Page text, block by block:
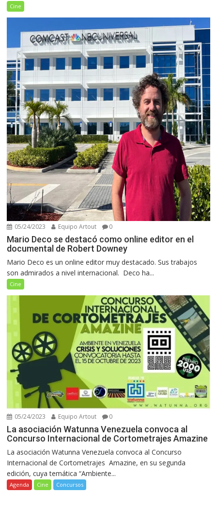
Cine
05/24/2023 Equipo Artout 0
Mario Deco se destacó como online editor en el
documental de Robert Downey
Mario Deco es un online editor muy destacado. Sus trabajos
son admirados a nivel internacional. Deco ha...
Cine
05/24/2023 Equipo Artout 0
La asociación Watunna Venezuela convoca al
Concurso Internacional de Cortometrajes Amazine
La asociación Watunna Venezuela convoca al Concurso
Internacional de Cortometrajes Amazine, en su segunda
edición, cuya temática “Ambiente...
Agenda Cine Concursos